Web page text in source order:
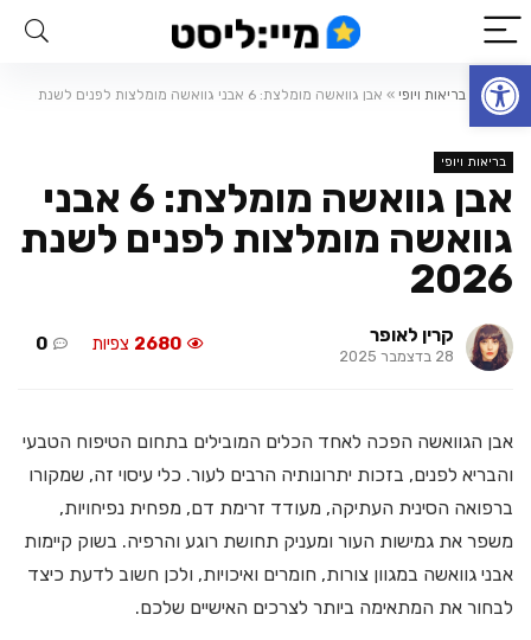
פתח סרגל נגישות
ראשי בריאות ויופי »
אבן גוואשה מומלצת: 6 אבני גוואשה מומלצות לפנים לשנת
2026
בריאות ויופי
אבן גוואשה מומלצת: 6 אבני
גוואשה מומלצות לפנים לשנת
2026
קרין לאופר
28 בדצמבר 2025
2680 צפיות 0
אבן הגוואשה הפכה לאחד הכלים המובילים בתחום הטיפוח הטבעי
והבריא לפנים, בזכות יתרונותיה הרבים לעור. כלי עיסוי זה, שמקורו
ברפואה הסינית העתיקה, מעודד זרימת דם, מפחית נפיחויות,
משפר את גמישות העור ומעניק תחושת רוגע והרפיה. בשוק קיימות
אבני גוואשה במגוון צורות, חומרים ואיכויות, ולכן חשוב לדעת כיצד
לבחור את המתאימה ביותר לצרכים האישיים שלכם.